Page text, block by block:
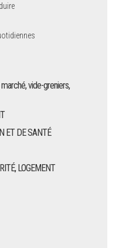
vide-greniers,
ET DE SANTÉ
LOGEMENT